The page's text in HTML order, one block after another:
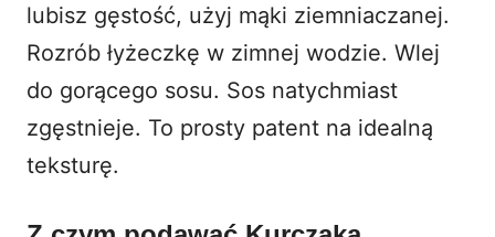
lubisz gęstość, użyj mąki ziemniaczanej.
Rozrób łyżeczkę w zimnej wodzie. Wlej
do gorącego sosu. Sos natychmiast
zgęstnieje. To prosty patent na idealną
teksturę.